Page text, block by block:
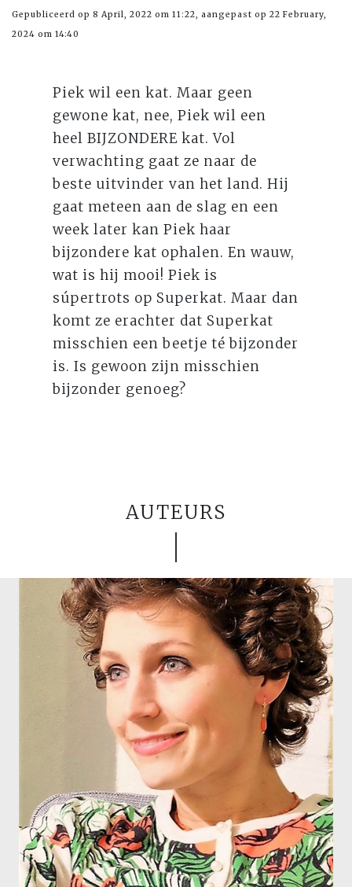
Gepubliceerd op 8 April, 2022 om 11:22, aangepast op 22 February,
2024 om 14:40
Piek wil een kat. Maar geen
gewone kat, nee, Piek wil een
heel BIJZONDERE kat. Vol
verwachting gaat ze naar de
beste uitvinder van het land. Hij
gaat meteen aan de slag en een
week later kan Piek haar
bijzondere kat ophalen. En wauw,
wat is hij mooi! Piek is
súpertrots op Superkat. Maar dan
komt ze erachter dat Superkat
misschien een beetje té bijzonder
is. Is gewoon zijn misschien
bijzonder genoeg?
AUTEURS